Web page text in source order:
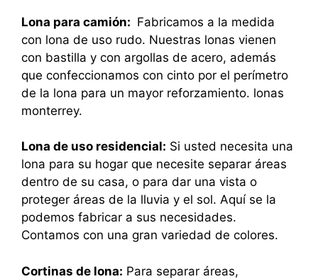
Lona para camión: Fabricamos a la medida
con lona de uso rudo. Nuestras lonas vienen
con bastilla y con argollas de acero, además
que confeccionamos con cinto por el perímetro
de la lona para un mayor reforzamiento. lonas
monterrey.
Lona de uso residencial: Si usted necesita una
lona para su hogar que necesite separar áreas
dentro de su casa, o para dar una vista o
proteger áreas de la lluvia y el sol. Aquí se la
podemos fabricar a sus necesidades.
Contamos con una gran variedad de colores.
Cortinas de lona: Para separar áreas,